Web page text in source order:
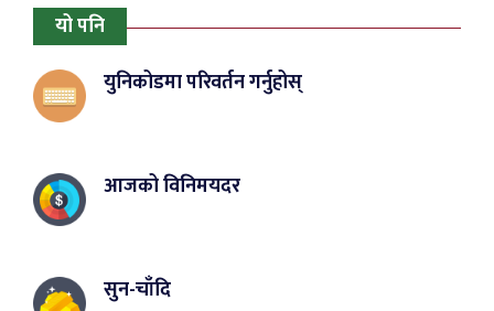
यो पनि
युनिकोडमा परिवर्तन गर्नुहोस्
आजको विनिमयदर
सुन-चाँदि